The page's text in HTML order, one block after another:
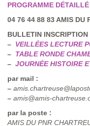
PROGRAMME DÉTAILLÉ
04 76 44 88 83 AMIS DU
BULLETIN
– VEILLÉES LECTURE
– TABLE RONDE
– JOURNÉE HISTOIRE
par mail :
–
– amis@amis-
par la poste :
AMIS DU PNR